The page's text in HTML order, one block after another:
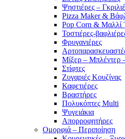
Ψηστιέρες –
Pizza Maker &
Pop Corn & Μαλλί
Τοστιέρες-
Φρυγανιέρες
Μίξερ – Μπλέντερ
Στίφτες
Ζυγαριές Κουζίνας
Καφετιέρες
Βραστήρες
Πολυκόπτες Multi
Ψυγειάκια
Απορροφητήρες
Ομορφιά – Περιποίηση